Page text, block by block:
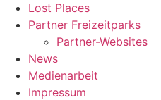
Lost Places
Partner Freizeitparks
Partner-Websites
News
Medienarbeit
Impressum